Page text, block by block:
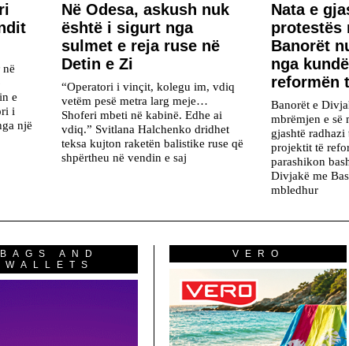
e
i
një
​Në Odesa, askush nuk
është i sigurt nga
sulmet e reja ruse në
Detin e Zi
“Operatori i vinçit, kolegu im, vdiq
vetëm pesë metra larg meje…
Shoferi mbeti në kabinë. Edhe ai
vdiq.” Svitlana Halchenko dridhet
teksa kujton raketën balistike ruse që
shpërtheu në vendin e saj
Nata e
protestës
Banorët
nga
reformën
Banorët e
mbrëmjen e së
gjashtë
projektit të
parashikon
Divjakë me
mbledhur
BAGS AND
WALLETS
VERO